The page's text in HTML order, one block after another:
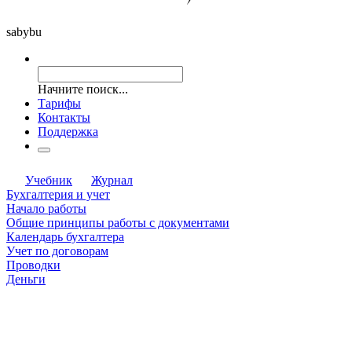
sabybu
Начните поиск...
Тарифы
Контакты
Поддержка
Учебник
Журнал
Бухгалтерия и учет
Начало работы
Общие принципы работы с документами
Календарь бухгалтера
Учет по договорам
Проводки
Деньги